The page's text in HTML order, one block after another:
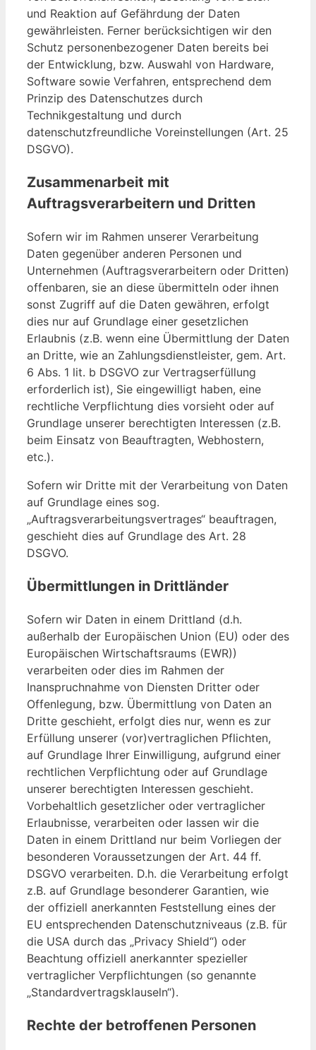
und Reaktion auf Gefährdung der Daten
gewährleisten. Ferner berücksichtigen wir den
Schutz personenbezogener Daten bereits bei
der Entwicklung, bzw. Auswahl von Hardware,
Software sowie Verfahren, entsprechend dem
Prinzip des Datenschutzes durch
Technikgestaltung und durch
datenschutzfreundliche Voreinstellungen (Art. 25
DSGVO).
Zusammenarbeit mit
Auftragsverarbeitern und Dritten
Sofern wir im Rahmen unserer Verarbeitung
Daten gegenüber anderen Personen und
Unternehmen (Auftragsverarbeitern oder Dritten)
offenbaren, sie an diese übermitteln oder ihnen
sonst Zugriff auf die Daten gewähren, erfolgt
dies nur auf Grundlage einer gesetzlichen
Erlaubnis (z.B. wenn eine Übermittlung der Daten
an Dritte, wie an Zahlungsdienstleister, gem. Art.
6 Abs. 1 lit. b DSGVO zur Vertragserfüllung
erforderlich ist), Sie eingewilligt haben, eine
rechtliche Verpflichtung dies vorsieht oder auf
Grundlage unserer berechtigten Interessen (z.B.
beim Einsatz von Beauftragten, Webhostern,
etc.).
Sofern wir Dritte mit der Verarbeitung von Daten
auf Grundlage eines sog.
„Auftragsverarbeitungsvertrages“ beauftragen,
geschieht dies auf Grundlage des Art. 28
DSGVO.
Übermittlungen in Drittländer
Sofern wir Daten in einem Drittland (d.h.
außerhalb der Europäischen Union (EU) oder des
Europäischen Wirtschaftsraums (EWR))
verarbeiten oder dies im Rahmen der
Inanspruchnahme von Diensten Dritter oder
Offenlegung, bzw. Übermittlung von Daten an
Dritte geschieht, erfolgt dies nur, wenn es zur
Erfüllung unserer (vor)vertraglichen Pflichten,
auf Grundlage Ihrer Einwilligung, aufgrund einer
rechtlichen Verpflichtung oder auf Grundlage
unserer berechtigten Interessen geschieht.
Vorbehaltlich gesetzlicher oder vertraglicher
Erlaubnisse, verarbeiten oder lassen wir die
Daten in einem Drittland nur beim Vorliegen der
besonderen Voraussetzungen der Art. 44 ff.
DSGVO verarbeiten. D.h. die Verarbeitung erfolgt
z.B. auf Grundlage besonderer Garantien, wie
der offiziell anerkannten Feststellung eines der
EU entsprechenden Datenschutzniveaus (z.B. für
die USA durch das „Privacy Shield“) oder
Beachtung offiziell anerkannter spezieller
vertraglicher Verpflichtungen (so genannte
„Standardvertragsklauseln“).
Rechte der betroffenen Personen